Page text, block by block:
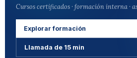
Cursos certificados · formación interna ·
Explorar formación
Llamada de 15 min